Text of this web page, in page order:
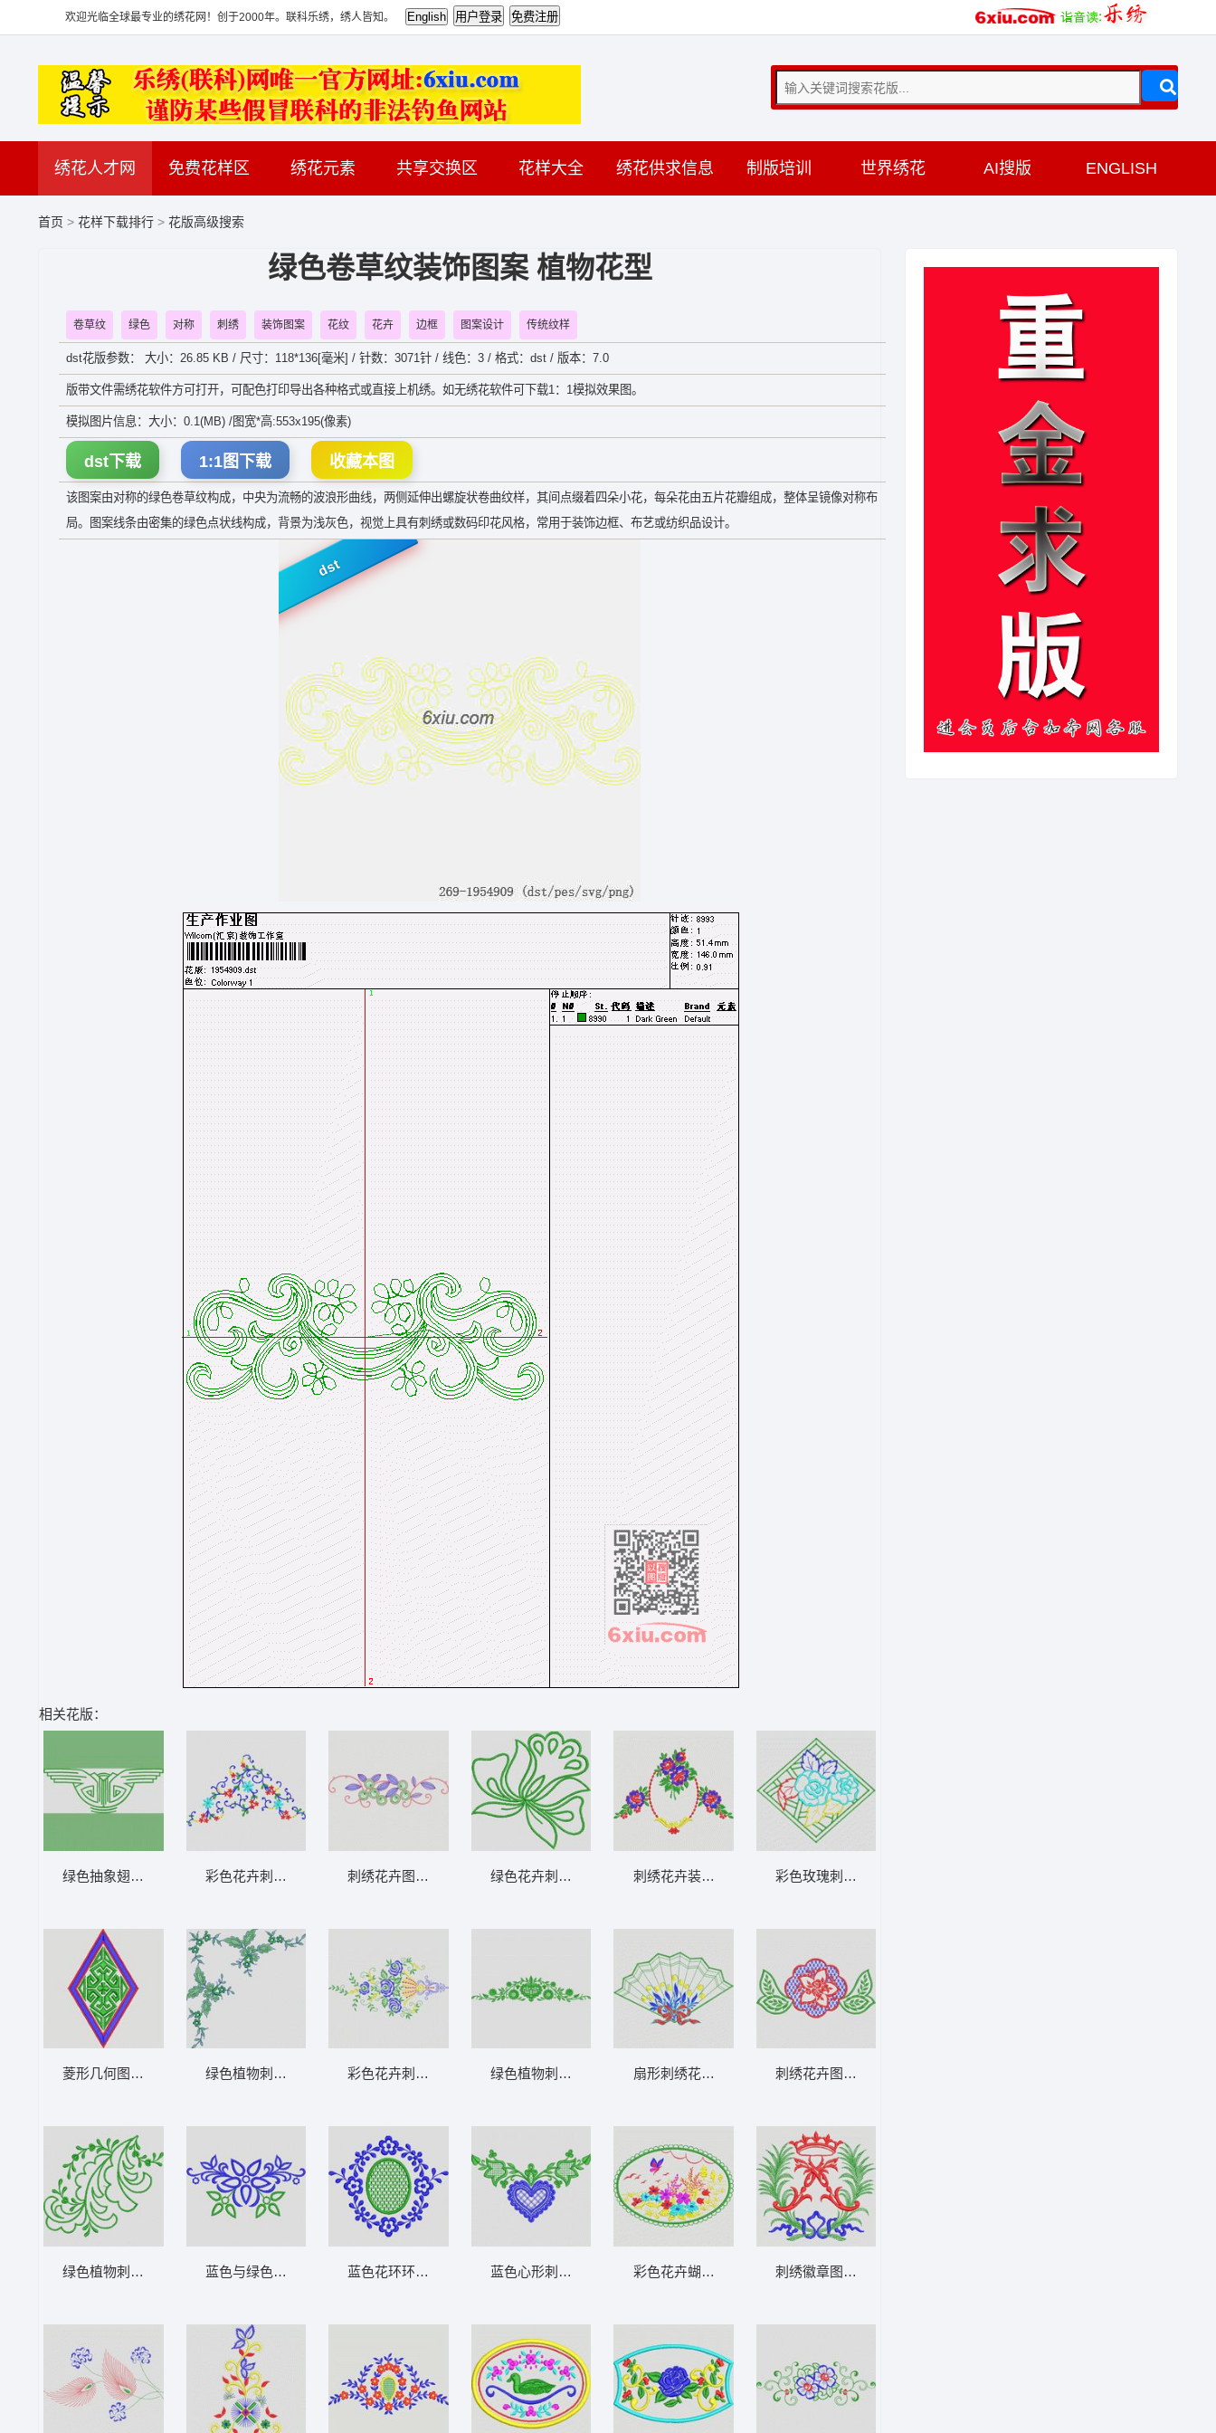
欢迎光临全球最专业的绣花网！创于2000年。联科乐绣，绣人皆知。
绣花人才网 免费花样区 绣花元素 共享交换区 花样大全 绣花供求信息 制版培训 世界绣花 AI搜版 ENGLISH
首页 > 花样下载排行 > 花版高级搜索
绿色卷草纹装饰图案 植物花型
卷草纹 绿色 对称 刺绣 装饰图案 花纹 花卉 边框 图案设计 传统纹样
dst花版参数： 大小：26.85 KB / 尺寸：118*136[毫米] / 针数：3071针 / 线色：3 / 格式：dst / 版本：7.0
版带文件需绣花软件方可打开，可配色打印导出各种格式或直接上机绣。如无绣花软件可下载1：1模拟效果图。
模拟图片信息：大小：0.1(MB) /图宽*高:553x195(像素)
dst下载 1:1图下载 收藏本图
该图案由对称的绿色卷草纹构成，中央为流畅的波浪形曲线，两侧延伸出螺旋状卷曲纹样，其间点缀着四朵小花，每朵花由五片花瓣组成，整体呈镜像对称布
局。图案线条由密集的绿色点状线构成，背景为浅灰色，视觉上具有刺绣或数码印花风格，常用于装饰边框、布艺或纺织品设计。
dst
相关花版：
绿色抽象翅膀图案 植物花型
菱形几何图案徽章 植物花型
绿色植物刺绣图案 植物花型
彩色花卉刺绣图案 植物花型
绿色植物刺绣图案 植物花型
蓝色与绿色花卉刺绣图案 植物花型
刺绣花卉图案设计 植物花型
彩色花卉刺绣图案 植物花型
蓝色花环环绕绿色椭圆图案 植物花型
绿色花卉刺绣图案 植物花型
绿色植物刺绣装饰图案 植物花型
蓝色心形刺绣装饰图案 植物花型
刺绣花卉装饰图案 植物花型
扇形刺绣花卉图案 植物花型
彩色花卉蝴蝶刺绣图案 植物花型
彩色玫瑰刺绣图案 植物花型
刺绣花卉图案设计 植物花型
刺绣徽章图案 植物花型